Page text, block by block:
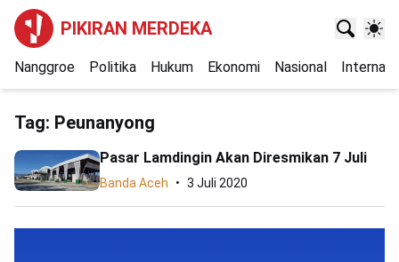
PIKIRAN MERDEKA
Nanggroe Politika Hukum Ekonomi Nasional
Tag: Peunanyong
Pasar Lamdingin Akan Diresmikan 7 Juli
Banda Aceh 3 Juli 2020